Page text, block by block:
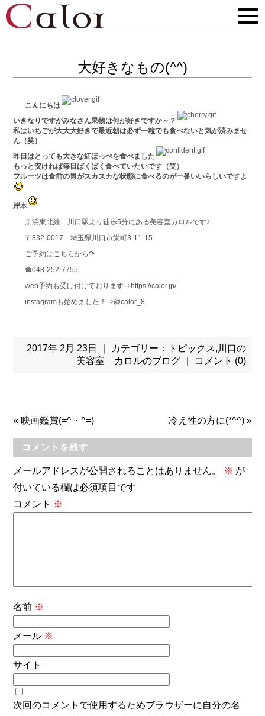
大好きなもの(^^)
こんにちは
いきなりですがみなさん果物は何が好きですか～？
私はいちごが大大大好きで最近朝は必ず一粒でも食べないと気が済みませ
ん（笑）
昨日はとっても大きな紅ほっぺを食べました
もっと安ければ毎日ばくばく食べていたいです（笑）
フルーツは食前の胃がスカスカな状態に食べるのが一番いいらしいですよ
岸本
京浜東北線 川口駅より徒歩5分にある美容室カロルです♪
〒332-0017 埼玉県川口市栄町3-11-15
ご予約はこちらから↷
☎048-252-7755
web予約も受け付けております⇒https://calor.jp/
instagramも始めました！⇒@calor_8
2017年 2月 23日 ｜ カテゴリー： トピックス, 川口の
美容室 カロルのブログ｜ コメント (0)
« 映画鑑賞(=^・^=) 冷え性の方に(*^^)»
コメントを残す
メールアドレスが公開されることはありません。 ※ が
付いている欄は必須項目です
コメント ※
名前 ※
メール ※
サイト
次回のコメントで使用するためブラウザーに自分の名